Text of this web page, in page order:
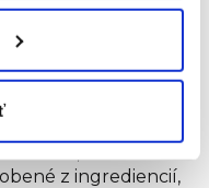
potrebné
z ingrediencií,